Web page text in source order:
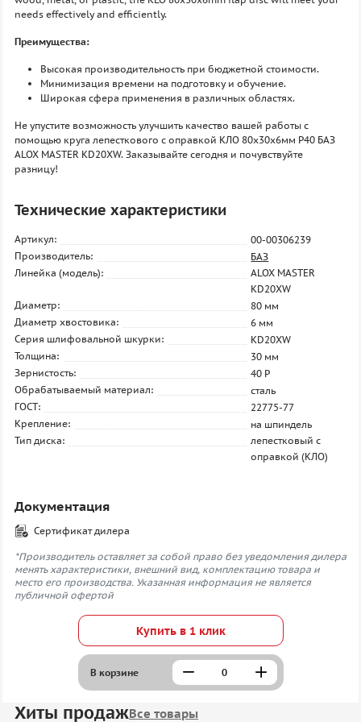
needs effectively and efficiently.
Преимущества:
Высокая производительность при бюджетной стоимости.
Минимизация времени на подготовку и обучение.
Широкая сфера применения в различных областях.
Не упустите возможность улучшить качество вашей работы с
помощью круга лепесткового с оправкой КЛО 80х30х6мм P40 БАЗ
ALOX MASTER KD20XW. Заказывайте сегодня и почувствуйте
разницу!
Технические характеристики
Артикул:
00-00306239
Производитель:
БАЗ
Линейка (модель):
ALOX MASTER
KD20XW
Диаметр:
80 мм
Диаметр хвостовика:
6 мм
Серия шлифовальной шкурки:
KD20XW
Толщина:
30 мм
Зернистость:
40 P
Обрабатываемый материал:
сталь
ГОСТ:
22775-77
Крепление:
на шпиндель
Тип диска:
лепестковый с
оправкой (КЛО)
Документация
Сертификат дилера
*Производитель оставляет за собой право без уведомления дилера
менять характеристики, внешний вид, комплектацию товара и
место его производства. Указанная информация не является
публичной офертой
Купить в 1 клик
В корзине
Хиты продажВсе товары